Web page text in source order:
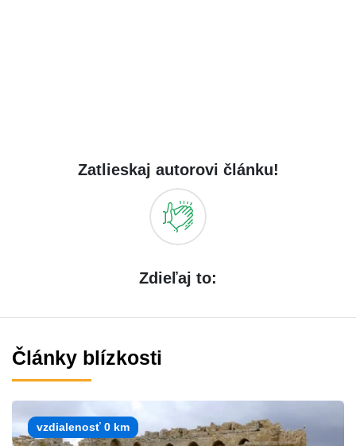
Zatlieskaj autorovi článku!
Zdieľaj to:
Články blízkosti
vzdialenosť 0 km